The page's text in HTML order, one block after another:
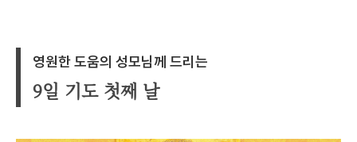
영원한 도움의 성모님께 드리는
9일 기도 첫째 날